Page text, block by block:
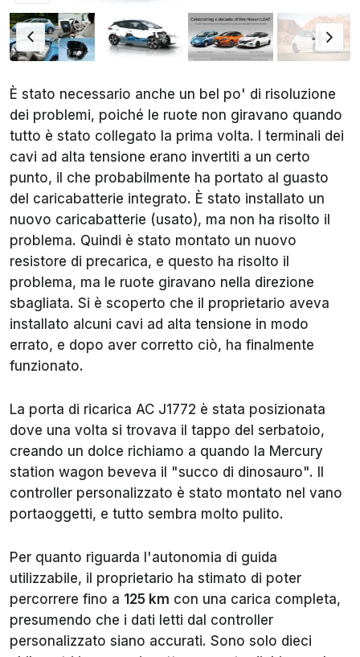
È stato necessario anche un bel po' di risoluzione
dei problemi, poiché le ruote non giravano quando
tutto è stato collegato la prima volta. I terminali dei
cavi ad alta tensione erano invertiti a un certo
punto, il che probabilmente ha portato al guasto
del caricabatterie integrato. È stato installato un
nuovo caricabatterie (usato), ma non ha risolto il
problema. Quindi è stato montato un nuovo
resistore di precarica, e questo ha risolto il
problema, ma le ruote giravano nella direzione
sbagliata. Si è scoperto che il proprietario aveva
installato alcuni cavi ad alta tensione in modo
errato, e dopo aver corretto ciò, ha finalmente
funzionato.
La porta di ricarica AC J1772 è stata posizionata
dove una volta si trovava il tappo del serbatoio,
creando un dolce richiamo a quando la Mercury
station wagon beveva il "succo di dinosauro". Il
controller personalizzato è stato montato nel vano
portaoggetti, e tutto sembra molto pulito.
Per quanto riguarda l'autonomia di guida
utilizzabile, il proprietario ha stimato di poter
percorrere fino a 125 km con una carica completa,
presumendo che i dati letti dal controller
personalizzato siano accurati. Sono solo dieci